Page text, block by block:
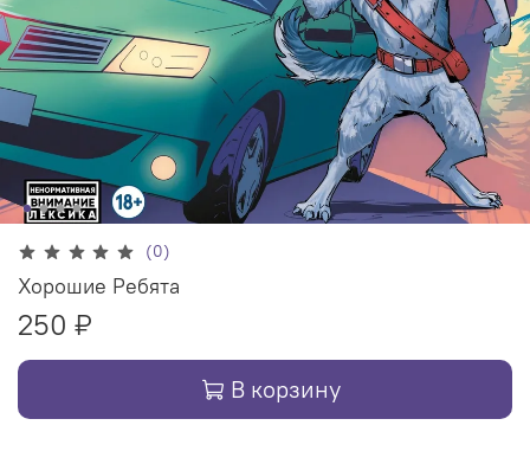
(0)
Хорошие Ребята
250 ₽
В корзину